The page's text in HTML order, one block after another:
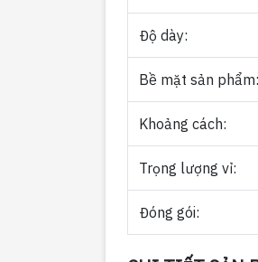
Độ dày:
Bề mặt sản phẩm:
Khoảng cách:
Trọng lượng vỉ:
Đóng gói: